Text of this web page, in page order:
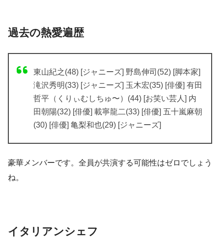
過去の熱愛遍歴
東山紀之(48) [ジャニーズ] 野島伸司(52) [脚本家]
滝沢秀明(33) [ジャニーズ] 玉木宏(35) [俳優] 有田
哲平（くりぃむしちゅ〜）(44) [お笑い芸人] 内
田朝陽(32) [俳優] 載寧龍二(33) [俳優] 五十嵐麻朝
(30) [俳優] 亀梨和也(29) [ジャニーズ]
豪華メンバーです。全員が共演する可能性はゼロでしょう
ね。
イタリアンシェフ